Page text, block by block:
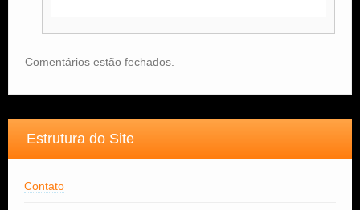
Comentários estão fechados.
Estrutura do Site
Contato